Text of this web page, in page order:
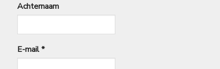
Achternaam
E-mail*